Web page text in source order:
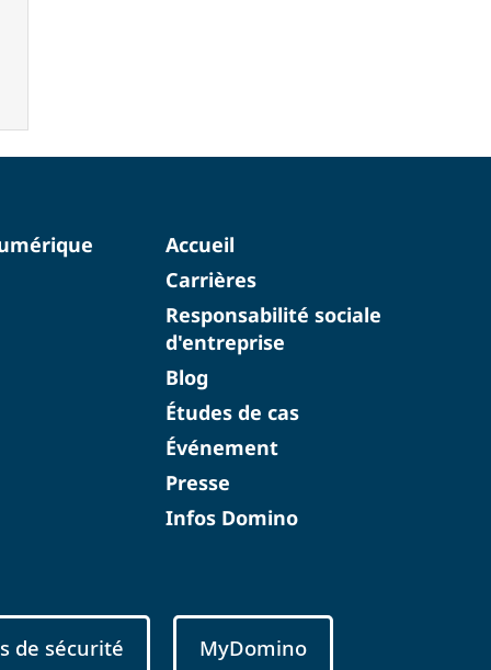
Accueil
Carrières
Responsabilité sociale
d'entreprise
Blog
Études de cas
Événement
Presse
Infos Domino
de sécurité MyDomino